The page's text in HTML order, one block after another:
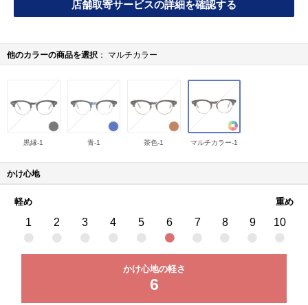
店舗取寄サービスの詳細を確認する
他のカラーの商品を選択 マルチカラー
黒縁-1 青-1 茶色-1 マルチカラー-1
かけ心地
軽め 重め
1 2 3 4 5 6 7 8 9 10
かけ心地の軽さ
6